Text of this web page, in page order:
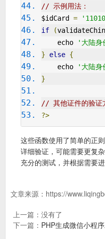
// 示例用法：
$idCard =
if
(
    echo
'大陆身
}
else {
    echo
'大陆身
}
// 其他证件的验证
?>
这些函数使用了简单的正
详细验证，可能需要更复
充分的测试，并根据需要进
文章来源： https://
上一篇：没有了
下一篇： PHP生成微信小程